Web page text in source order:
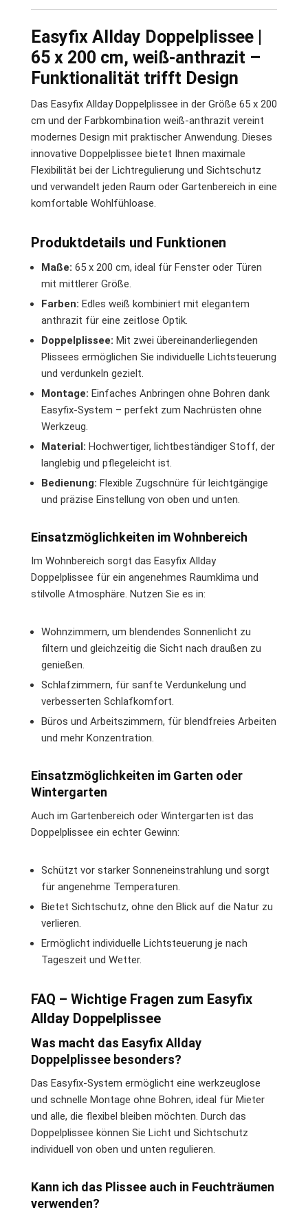
Easyfix Allday Doppelplissee |
65 x 200 cm, weiß-anthrazit –
Funktionalität trifft Design
Das Easyfix Allday Doppelplissee in der Größe 65 x 200
cm und der Farbkombination weiß-anthrazit vereint
modernes Design mit praktischer Anwendung. Dieses
innovative Doppelplissee bietet Ihnen maximale
Flexibilität bei der Lichtregulierung und Sichtschutz
und verwandelt jeden Raum oder Gartenbereich in eine
komfortable Wohlfühloase.
Produktdetails und Funktionen
Maße: 65 x 200 cm, ideal für Fenster oder Türen
mit mittlerer Größe.
Farben: Edles weiß kombiniert mit elegantem
anthrazit für eine zeitlose Optik.
Doppelplissee: Mit zwei übereinanderliegenden
Plissees ermöglichen Sie individuelle Lichtsteuerung
und verdunkeln gezielt.
Montage: Einfaches Anbringen ohne Bohren dank
Easyfix-System – perfekt zum Nachrüsten ohne
Werkzeug.
Material: Hochwertiger, lichtbeständiger Stoff, der
langlebig und pflegeleicht ist.
Bedienung: Flexible Zugschnüre für leichtgängige
und präzise Einstellung von oben und unten.
Einsatzmöglichkeiten im Wohnbereich
Im Wohnbereich sorgt das Easyfix Allday
Doppelplissee für ein angenehmes Raumklima und
stilvolle Atmosphäre. Nutzen Sie es in:
Wohnzimmern, um blendendes Sonnenlicht zu
filtern und gleichzeitig die Sicht nach draußen zu
genießen.
Schlafzimmern, für sanfte Verdunkelung und
verbesserten Schlafkomfort.
Büros und Arbeitszimmern, für blendfreies Arbeiten
und mehr Konzentration.
Einsatzmöglichkeiten im Garten oder
Wintergarten
Auch im Gartenbereich oder Wintergarten ist das
Doppelplissee ein echter Gewinn:
Schützt vor starker Sonneneinstrahlung und sorgt
für angenehme Temperaturen.
Bietet Sichtschutz, ohne den Blick auf die Natur zu
verlieren.
Ermöglicht individuelle Lichtsteuerung je nach
Tageszeit und Wetter.
FAQ – Wichtige Fragen zum Easyfix
Allday Doppelplissee
Was macht das Easyfix Allday
Doppelplissee besonders?
Das Easyfix-System ermöglicht eine werkzeuglose
und schnelle Montage ohne Bohren, ideal für Mieter
und alle, die flexibel bleiben möchten. Durch das
Doppelplissee können Sie Licht und Sichtschutz
individuell von oben und unten regulieren.
Kann ich das Plissee auch in Feuchträumen
verwenden?